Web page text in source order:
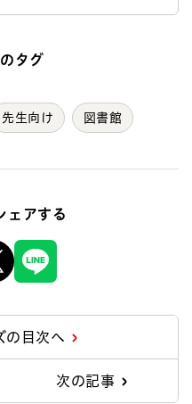
タグ
先生向け 図書館
ェアする
の目次へ
次の記事